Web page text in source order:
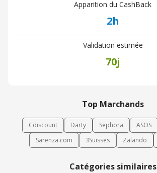
Apparition du CashBack
2h
Validation estimée
70j
Top Marchands
Cdiscount Darty Sephora ASOS
Sarenza.com
3Suisses Zalando
Catégories similaires